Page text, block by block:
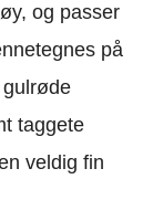
og passer
på
taggete
veldig fin